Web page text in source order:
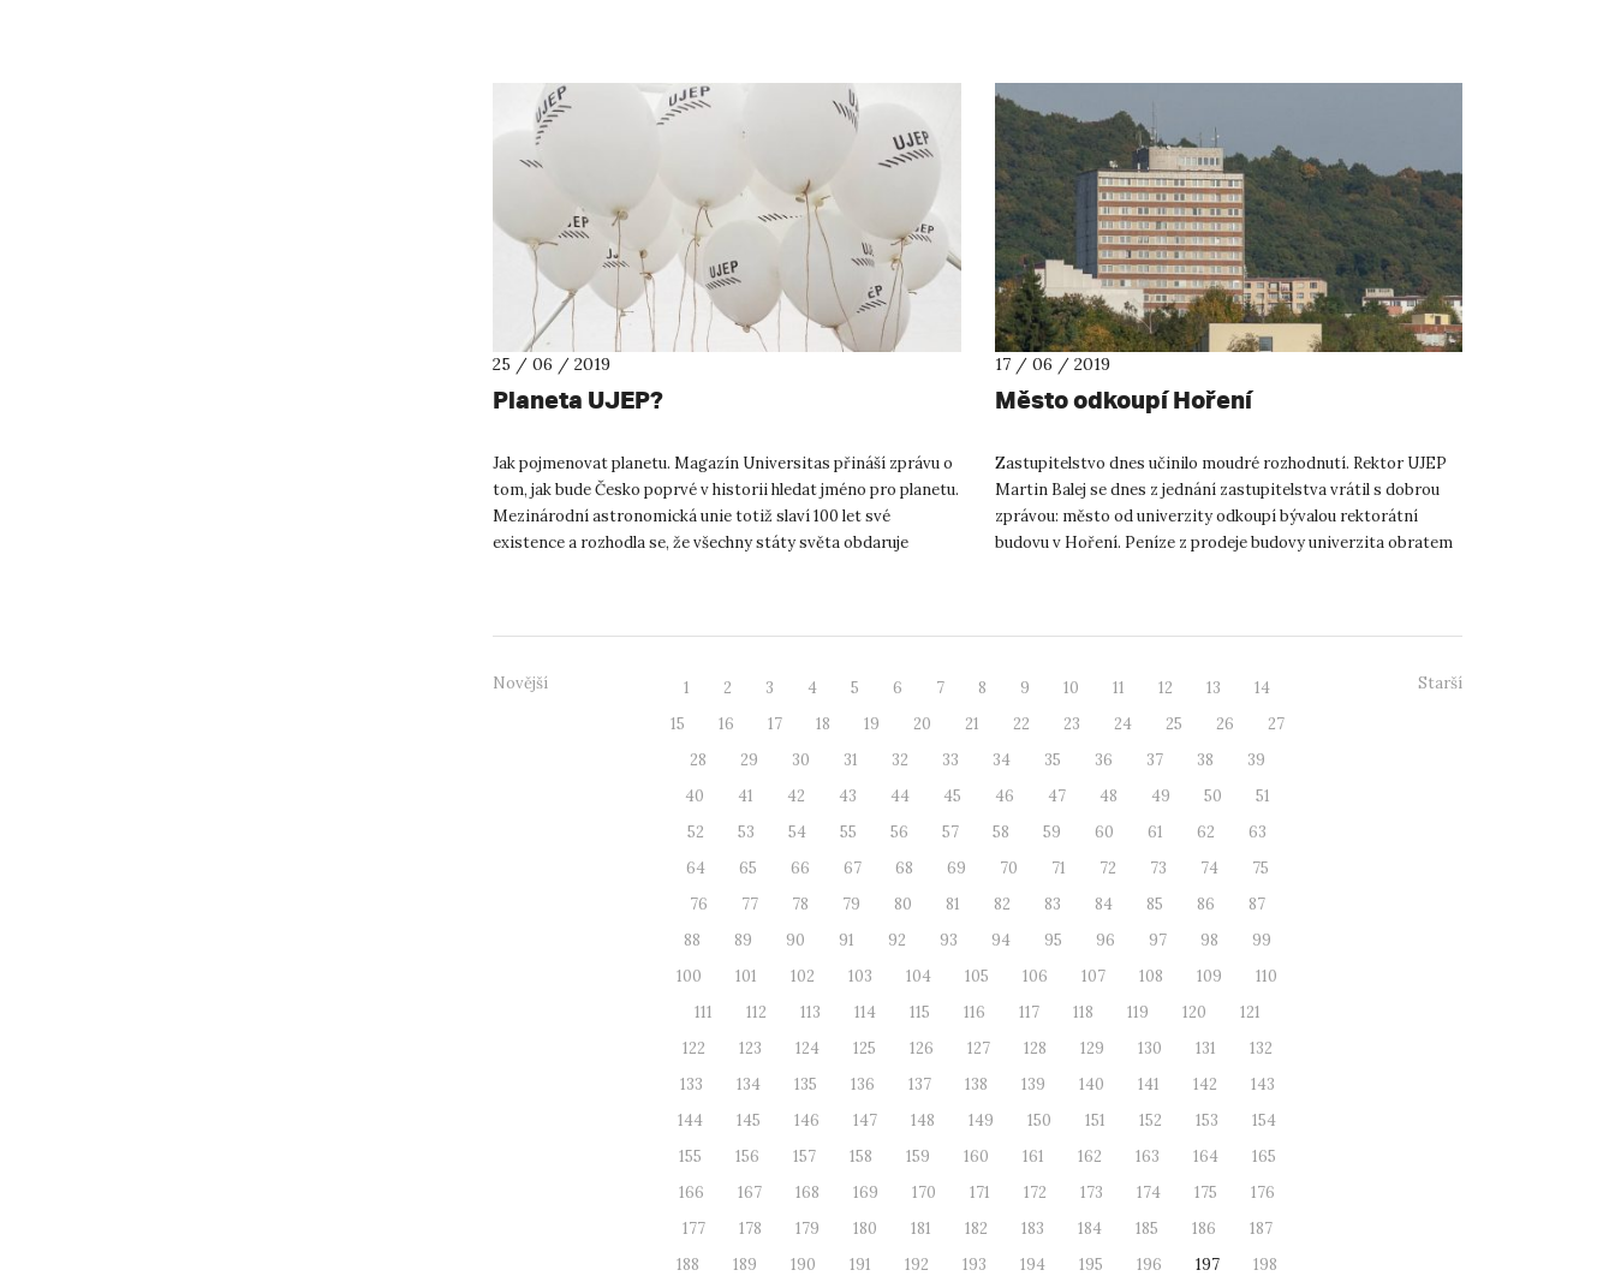
25 / 06 / 2019
Planeta UJEP?
Jak pojmenovat planetu. Magazín Universitas přináší zprávu o
tom, jak bude Česko poprvé v historii hledat jméno pro planetu.
Mezinárodní astronomická unie totiž slaví 100 let své
existence a rozhodla se, že všechny státy světa obdaruje
17 / 06 / 2019
Město odkoupí Hoření
Zastupitelstvo dnes učinilo moudré rozhodnutí. Rektor UJEP
Martin Balej se dnes z jednání zastupitelstva vrátil s dobrou
zprávou: město od univerzity odkoupí bývalou rektorátní
budovu v Hoření. Peníze z prodeje budovy univerzita obratem
Novější 1 2 3 4 5 6 7 8 9 10 11 12 13
14
15
16 17 18 19 20 21 22 23 24 25 26
27
28
29 30 31 32 33 34 35 36 37 38
39
40
41 42 43 44 45 46 47 48 49 50
51
52
53 54 55 56 57 58 59 60 61 62
63
64
65 66 67 68 69 70 71 72 73 74
75
76
77 78 79 80 81 82 83 84 85 86
87
88
89 90 91 92 93 94 95 96 97 98
99
100
101 102 103 104 105 106 107 108 109
110
111
112 113 114 115 116 117 118 119 120
121
122
123 124 125 126 127 128 129 130 131
132
133
134 135 136 137 138 139 140 141 142
143
144
145 146 147 148 149 150 151 152 153
154
155
156 157 158 159 160 161 162 163 164
165
166
167 168 169 170 171 172 173 174 175
176
177
178 179 180 181 182 183 184 185 186
187
188
189 190 191 192 193 194 195 196 197 198
Starší